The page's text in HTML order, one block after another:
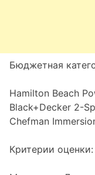
Бюджетная
Hamilton Beach
Black+Decker 2-
Chefman
Критерии оценки: